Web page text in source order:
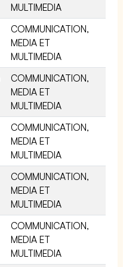
MULTIMEDIA
COMMUNICATION,
MEDIA ET
MULTIMEDIA
COMMUNICATION,
MEDIA ET
MULTIMEDIA
COMMUNICATION,
MEDIA ET
MULTIMEDIA
COMMUNICATION,
MEDIA ET
MULTIMEDIA
COMMUNICATION,
MEDIA ET
MULTIMEDIA